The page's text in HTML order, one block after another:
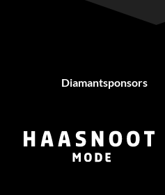
Diamantsponsors